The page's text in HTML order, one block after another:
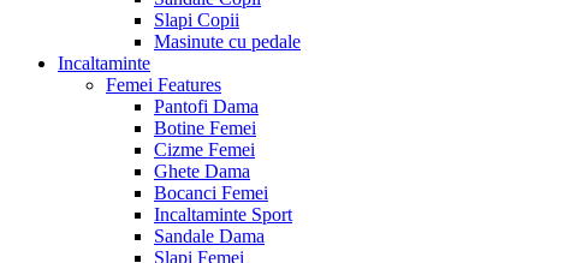
Slapi Copii
Masinute cu pedale
Incaltaminte
Femei Features
Pantofi Dama
Botine Femei
Cizme Femei
Ghete Dama
Bocanci Femei
Incaltaminte Sport
Sandale Dama
Slapi Femei